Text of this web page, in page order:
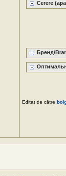
Cerere
Бренд/
Editat de către